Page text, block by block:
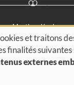
Mentions légales
personnelles
Agenda Actes
et traitons
finalités suivantes
externes